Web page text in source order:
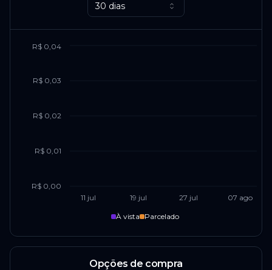
30 dias
11 jul 19 jul 27 jul 07 ago
R$ 0,00
R$ 0,01
R$ 0,02
R$ 0,03
R$ 0,04
À vista Parcelado
Opções de compra